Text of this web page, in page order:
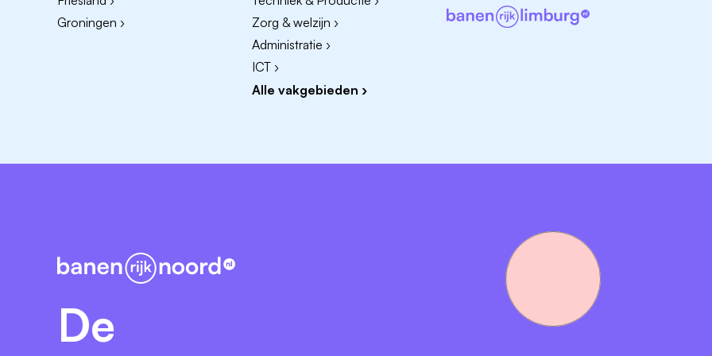
deze uitdagende stageplek bij Jongerencentrum Break!? Wacht niet met solliciteren, we nemen
sollicitaties doorlopend in behandeling. Zodra we een geschikte stagiair hebben gevonden, sluiten
vacature. Reageren kan tot uiterlijk 1 juli 2026.
Groningen ›
Zorg & welzijn ›
Administratie ›
ICT ›
Alle vakgebieden ›
De